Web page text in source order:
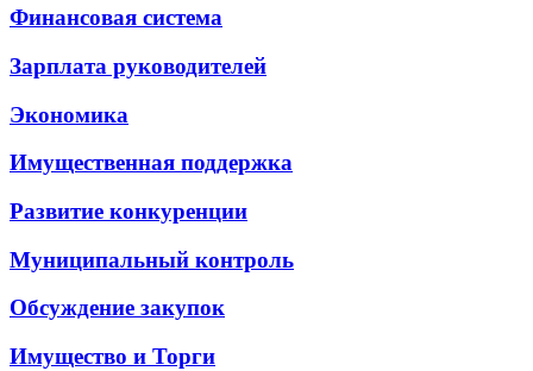
Финансовая система
Зарплата руководителей
Экономика
Имущественная поддержка
Развитие конкуренции
Муниципальный контроль
Обсуждение закупок
Имущество и Торги